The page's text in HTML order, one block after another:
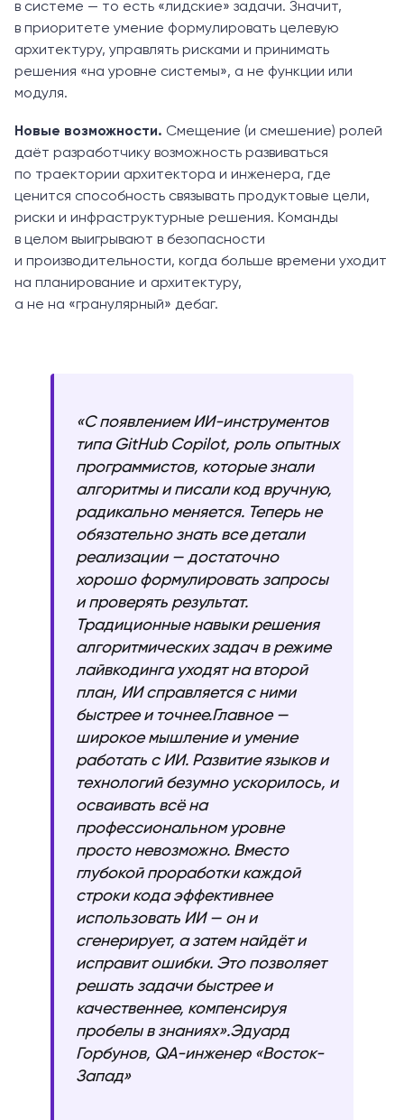
в системе — то есть «лидские» задачи. Значит,
в приоритете умение формулировать целевую
архитектуру, управлять рисками и принимать
решения «на уровне системы», а не функции или
модуля.
Новые возможности. Смещение (и смешение) ролей
даёт разработчику возможность развиваться
по траектории архитектора и инженера, где
ценится способность связывать продуктовые цели,
риски и инфраструктурные решения. Команды
в целом выигрывают в безопасности
и производительности, когда больше времени уходит
на планирование и архитектуру,
а не на «гранулярный» дебаг.
«С появлением ИИ-инструментов
типа GitHub Copilot, роль опытных
программистов, которые знали
алгоритмы и писали код вручную,
радикально меняется. Теперь не
обязательно знать все детали
реализации — достаточно
хорошо формулировать запросы
и проверять результат.
Традиционные навыки решения
алгоритмических задач в режиме
лайвкодинга уходят на второй
план, ИИ справляется с ними
быстрее и точнее.Главное —
широкое мышление и умение
работать с ИИ. Развитие языков и
технологий безумно ускорилось, и
осваивать всё на
профессиональном уровне
просто невозможно. Вместо
глубокой проработки каждой
строки кода эффективнее
использовать ИИ — он и
сгенерирует, а затем найдёт и
исправит ошибки. Это позволяет
решать задачи быстрее и
качественнее, компенсируя
пробелы в знаниях».Эдуард
Горбунов, QA-инженер «Восток-
Запад»